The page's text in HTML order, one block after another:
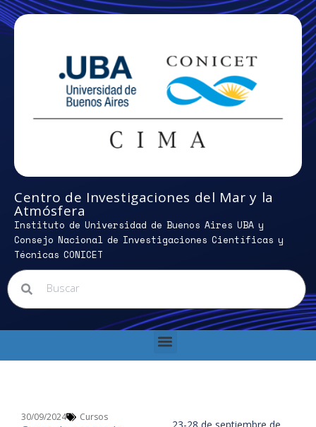
Centro de Investigaciones del Mar y la
Atmósfera
Instituto de Universidad de Buenos Aires UBA y
Consejo Nacional de Investigaciones Científicas y
Técnicas CONICET
30/09/2024 Cursos
23-28 de septiembre de